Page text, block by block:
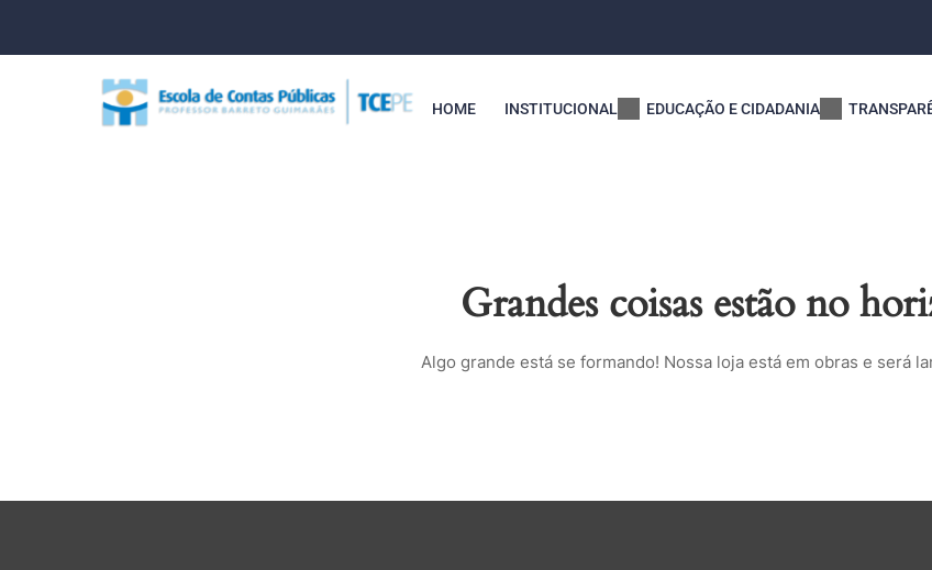
HOME INSTITUCIONAL EDUCAÇÃO E CIDADANIA
Grandes coisas estão no
Algo grande está se formando! Nossa loja está em obras e será